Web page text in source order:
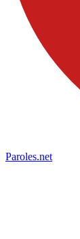
Paroles.net